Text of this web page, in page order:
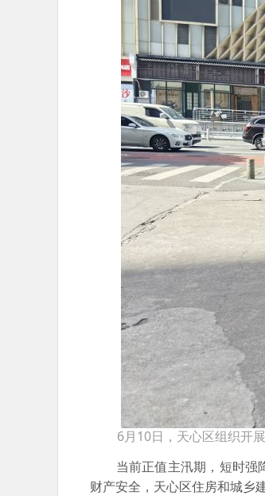
6月10日，天心区组织开
当前正值主汛期，短时强降
财产安全，天心区住房和城乡